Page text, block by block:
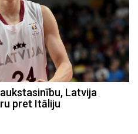
Latvija
pret Itāliju